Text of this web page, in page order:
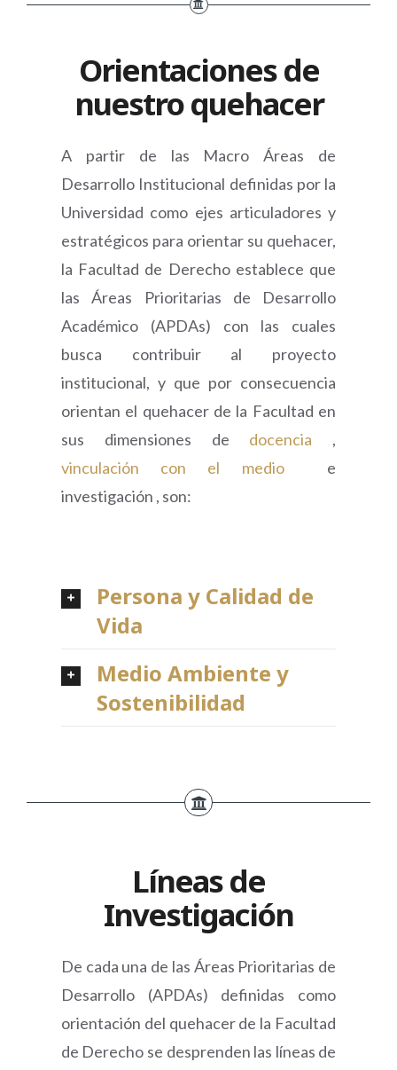
Orientaciones de
nuestro quehacer
A partir de las Macro Áreas de
Desarrollo Institucional definidas por la
Universidad como ejes articuladores y
estratégicos para orientar su quehacer,
la Facultad de Derecho establece que
las Áreas Prioritarias de Desarrollo
Académico (APDAs) con las cuales
busca contribuir al proyecto
institucional, y que por consecuencia
orientan el quehacer de la Facultad en
sus dimensiones de docencia ,
vinculación con el medioe
investigación , son:
Persona y Calidad de
Vida
Medio Ambiente y
Sostenibilidad
Líneas de
Investigación
De cada una de las Áreas Prioritarias de
Desarrollo (APDAs) definidas como
orientación del quehacer de la Facultad
de Derecho se desprenden las líneas de